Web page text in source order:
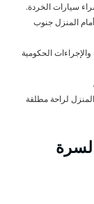
سيارات الخردة.
المنزل جنوب
الحكومية
.
لراحة مطلقة